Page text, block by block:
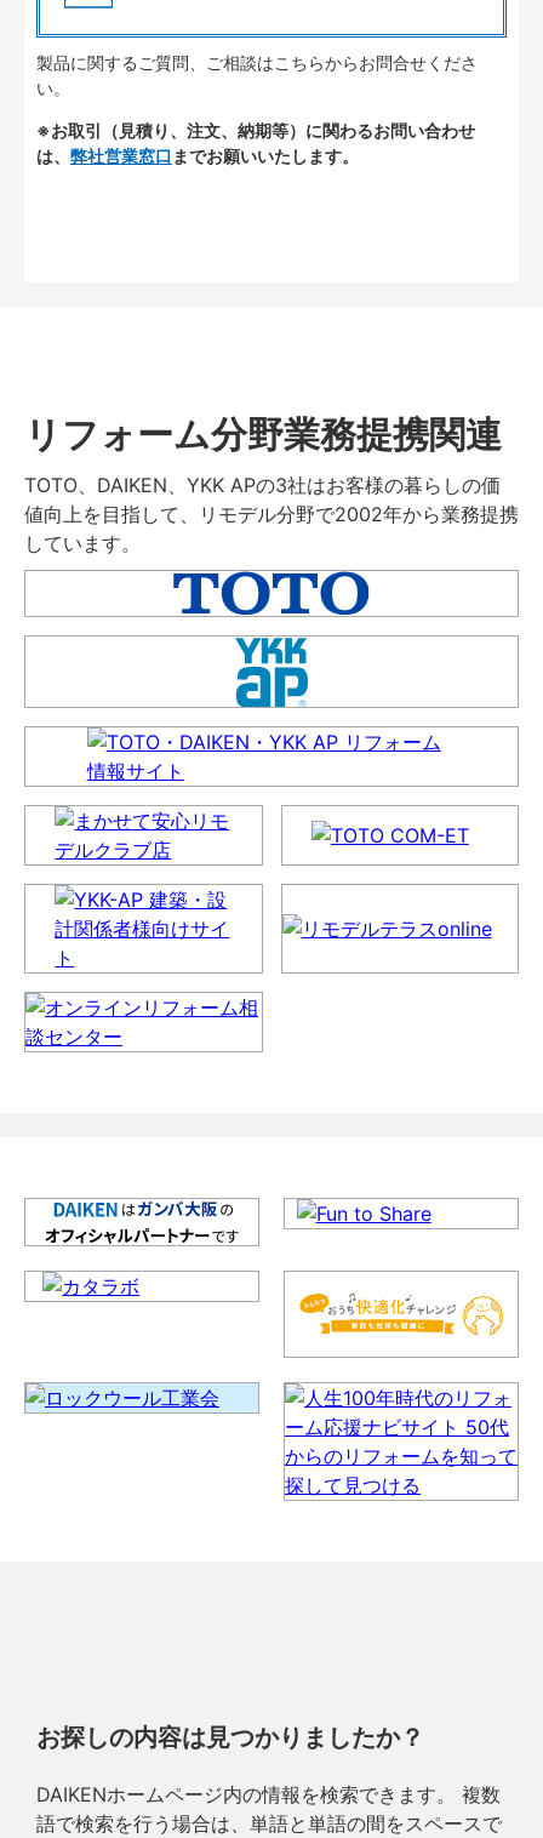
製品に関するご質問、ご相談はこちらからお問合せくださ
い。
※お取引（見積り、注文、納期等）に関わるお問い合わせ
は、 弊社営業窓口 までお願いいたします。
リフォーム分野業務提携関連
TOTO、DAIKEN、YKK APの3社はお客様の暮らしの価
値向上を目指して、リモデル分野で2002年から業務提携
しています。
お探しの内容は見つかりましたか？
DAIKENホームページ内の情報を検索できます。 複数
語で検索を行う場合は、単語と単語の間をスペースで